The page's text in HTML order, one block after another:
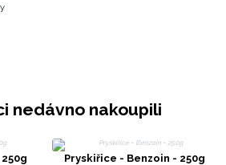
nedávno nakoupili
Pryskiřice - Benzoin - 250g